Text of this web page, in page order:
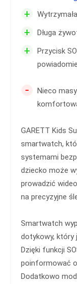
+
+ Długa
+
Przycisk
-
Nieco
GARETT Kids
smartwatch,
systemami
dziecko może
prowadzić
na precyzyjne
Smartwatch
dotykowy, który
Dzięki funkcji
poinformować
Dodatkowo